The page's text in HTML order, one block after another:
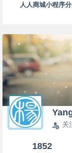
人人商城小程序
关
1852